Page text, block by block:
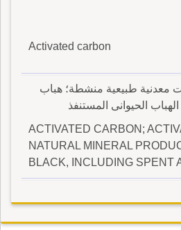
Activated carbon
معدنية طبيعية منشطة؛ هباب
الحيوانى المستنفذ
ACTIVATED CARBON;
NATURAL MINERAL
BLACK, INCLUDING SPENT